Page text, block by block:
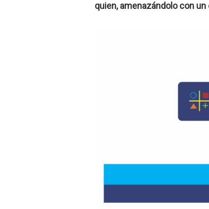
quien, amenazándolo con